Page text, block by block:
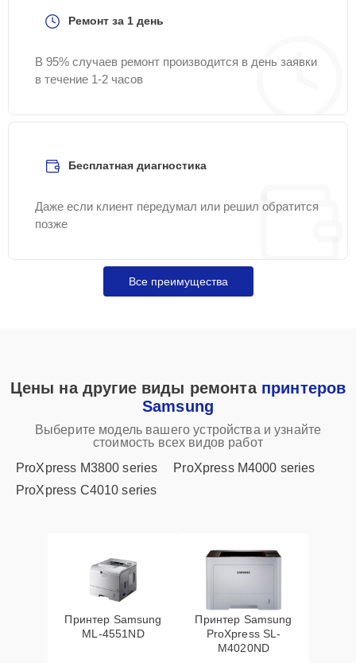
Ремонт за 1 день
В 95% случаев ремонт производится в день заявки
в течение 1-2 часов
Бесплатная диагностика
Даже если клиент передумал или решил обратится
позже
Все преимущества
Цены на другие виды ремонта принтеров
Samsung
Выберите модель вашего устройства и узнайте
стоимость всех видов работ
ProXpress M3800 series
ProXpress M4000 series
ProXpress C4010 series
Принтер Samsung
ML-4551ND
Принтер Samsung
ProXpress SL-
M4020ND